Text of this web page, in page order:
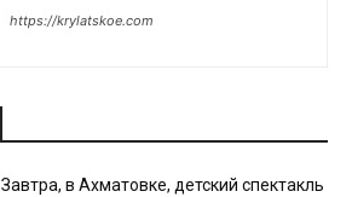
https://krylatskoe.com
Завтра, в Ахматовке, детский спектакль